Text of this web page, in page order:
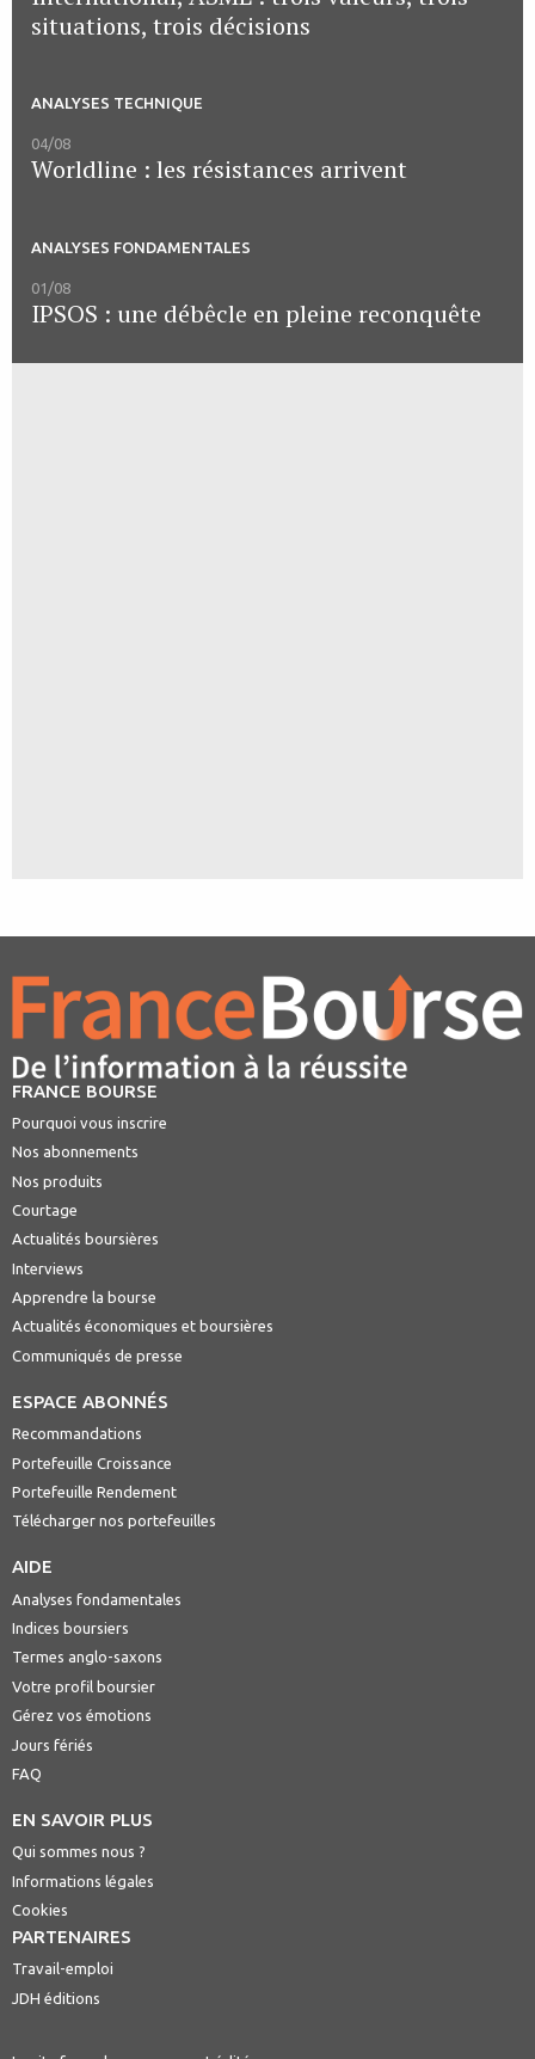
situations, trois décisions
ANALYSES TECHNIQUE
04/08
Worldline : les résistances arrivent
ANALYSES FONDAMENTALES
01/08
IPSOS : une débêcle en pleine reconquête
FRANCE BOURSE
Pourquoi vous inscrire
Nos abonnements
Nos produits
Courtage
Actualités boursières
Interviews
Apprendre la bourse
Actualités économiques et boursières
Communiqués de presse
ESPACE ABONNÉS
Recommandations
Portefeuille Croissance
Portefeuille Rendement
Télécharger nos portefeuilles
AIDE
Analyses fondamentales
Indices boursiers
Termes anglo-saxons
Votre profil boursier
Gérez vos émotions
Jours fériés
FAQ
EN SAVOIR PLUS
Qui sommes nous ?
Informations légales
Cookies
PARTENAIRES
Travail-emploi
JDH éditions